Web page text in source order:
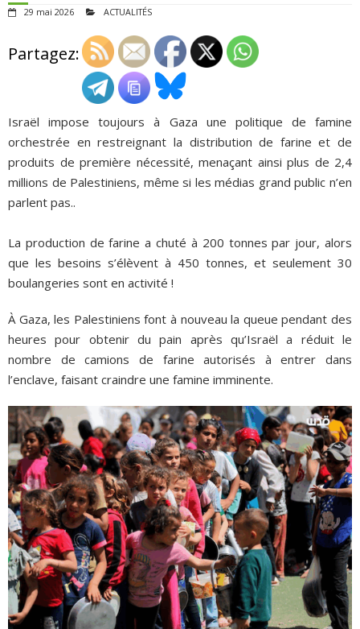
QUI SOMMES-NOUS ?
ADHÉSIONS, DONS, CONTACT
29 mai 2026 ACTUALITÉS
Partagez:
Israël impose toujours à Gaza une politique de famine
orchestrée en restreignant la distribution de farine et de
produits de première nécessité, menaçant ainsi plus de 2,4
millions de Palestiniens, même si les médias grand public n’en
parlent pas..
La production de farine a chuté à 200 tonnes par jour, alors
que les besoins s’élèvent à 450 tonnes, et seulement 30
boulangeries sont en activité !
À Gaza, les Palestiniens font à nouveau la queue pendant des
heures pour obtenir du pain après qu’Israël a réduit le
nombre de camions de farine autorisés à entrer dans
l’enclave, faisant craindre une famine imminente.